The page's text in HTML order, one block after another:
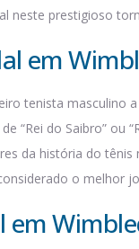
neste prestigioso
em
tenista masculino
“Rei do Saibro” ou
da história do
o melhor
em